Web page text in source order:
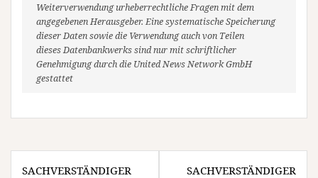
Weiterverwendung urheberrechtliche Fragen mit dem
angegebenen Herausgeber. Eine systematische Speicherung
dieser Daten sowie die Verwendung auch von Teilen
dieses Datenbankwerks sind nur mit schriftlicher
Genehmigung durch die United News Network GmbH
gestattet
Beitragsnavigation
SACHVERSTÄNDIGER
SACHVERSTÄNDIGER